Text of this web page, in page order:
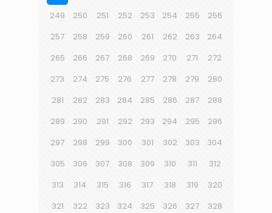
249
250 251 252 253 254 255
256
257
258 259 260 261 262 263
264
265
266 267 268 269 270 271
272
273
274 275 276 277 278 279
280
281
282 283 284 285 286 287
288
289
290 291 292 293 294 295
296
297
298 299 300 301 302 303
304
305
306 307 308 309 310 311
312
313
314 315 316 317 318 319
320
321
322 323 324 325 326 327
328